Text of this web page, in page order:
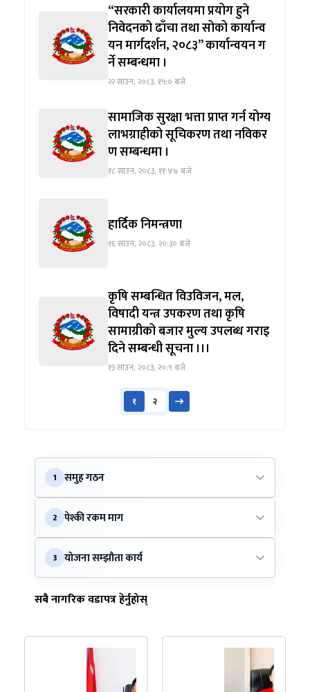
“सरकारी कार्यालयमा प्रयोग हुने
निवेदनको ढाँचा तथा सोको कार्यान्व
यन मार्गदर्शन, २०८३” कार्यान्वयन ग
र्ने सम्बन्धमा ।
२२ साउन, २०८३, १५:० बजे
सामाजिक सुरक्षा भत्ता प्राप्त गर्न योग्य
लाभग्राहीको सूचिकरण तथा नविकर
ण सम्बन्धमा ।
१८ साउन, २०८३, ११:४७ बजे
हार्दिक निमन्त्रणा
१६ साउन, २०८३, २०:३० बजे
कृषि सम्बन्धित विउविजन, मल,
विषादी यन्त्र उपकरण तथा कृषि
सामाग्रीको बजार मुल्य उपलब्ध गराइ
दिने सम्बन्धी सूचना ।।।
१३ साउन, २०८३, २०:९ बजे
१ २
1 समुह गठन
2 पेश्की रकम माग
3 योजना सम्झौता कार्य
सबै नागरिक वडापत्र हेर्नुहोस्